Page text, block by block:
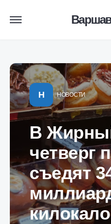
Н НОВОСТИ
В
четверг
съедят